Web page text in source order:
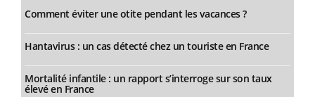
Comment éviter une otite pendant les vacances ?
Hantavirus : un cas détecté chez un touriste en France
Mortalité infantile : un rapport s’interroge sur son taux
élevé en France